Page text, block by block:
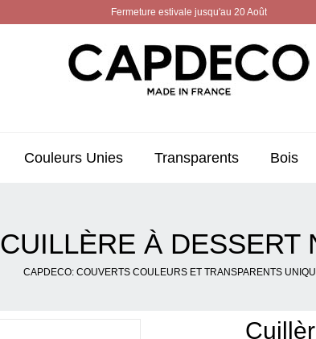
Fermeture estivale jusqu'au 20 Août
Couleurs Unies Transparents Bois
CUILLÈRE À DESSERT
CAPDECO: COUVERTS COULEURS ET TRANSPARENTS